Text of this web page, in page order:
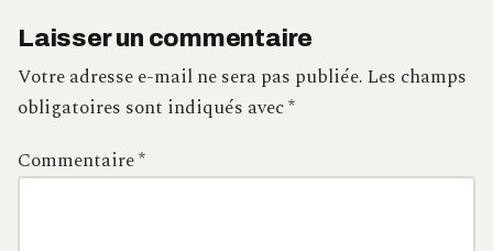
Laisser un commentaire
Votre adresse e-mail ne sera pas publiée.Les champs
obligatoires sont indiqués avec*
Commentaire*